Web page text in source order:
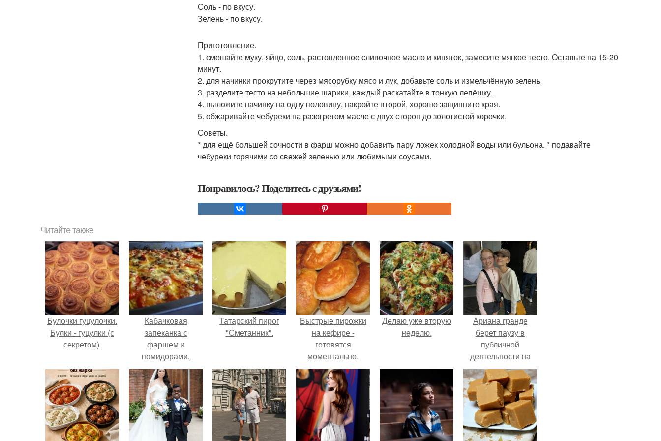
Соль - по вкусу.
Зелень - по вкусу.
Приготовление.
1. смешайте муку, яйцо, соль, растопленное сливочное масло и кипяток, замесите мягкое тесто. Оставьте на 15-20
минут.
2. для начинки прокрутите через мясорубку мясо и лук, добавьте соль и измельчённую зелень.
3. разделите тесто на небольшие шарики, каждый раскатайте в тонкую лепёшку.
4. выложите начинку на одну половину, накройте второй, хорошо защипните края.
5. обжаривайте чебуреки на разогретом масле с двух сторон до золотистой корочки.
Советы.
* для ещё большей сочности в фарш можно добавить пару ложек холодной воды или бульона. * подавайте
чебуреки горячими со свежей зеленью или любимыми соусами.
Понравилось? Поделитесь с друзьями!
Читайте также
Булочки гуцулочки.
Булки - гуцулки (с
секретом).
Кабачковая
запеканка с
фаршем и
помидорами.
Татарский пирог
"Сметанник".
Быстрые пирожки
на кефире -
готовятся
моментально.
Дeлaю yжe втopую
нeдeлю.
Ариана гранде
берет паузу в
публичной
деятельности на
фоне слухов о
своем здоровье.